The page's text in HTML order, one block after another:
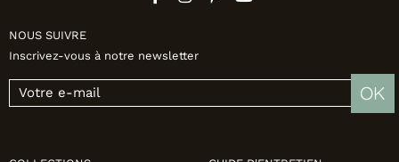
NOUS SUIVRE
Inscrivez-vous à notre newsletter
OK